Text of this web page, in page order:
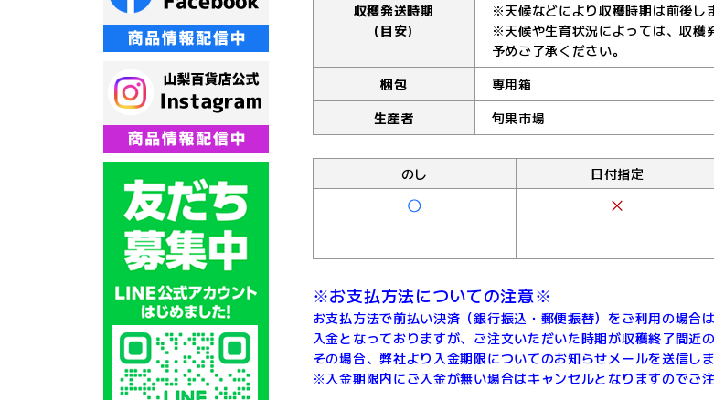
収穫発送時期
(目安)
※天候などにより収穫時期は前後し
※天候や生育状況によっては、収穫
予めご了承ください。
梱包
専用箱
生産者
旬果市場
のし 日付指定
※お支払方法についての注意※
お支払方法で前払い決済（銀行振込・郵便振替）をご利用の場
入金となっておりますが、ご注文いただいた時期が収穫終了間近
その場合、弊社より入金期限についてのお知らせメールを送信し
※入金期限内にご入金が無い場合はキャンセルとなりますのでご注